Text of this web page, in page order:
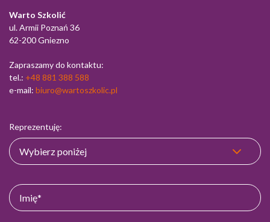
Warto Szkolić
ul. Armii Poznań 36
62-200 Gniezno
Zapraszamy do kontaktu:
tel.: +48 881 388 588
e-mail: biuro@wartoszkolic.pl
Reprezentuję: